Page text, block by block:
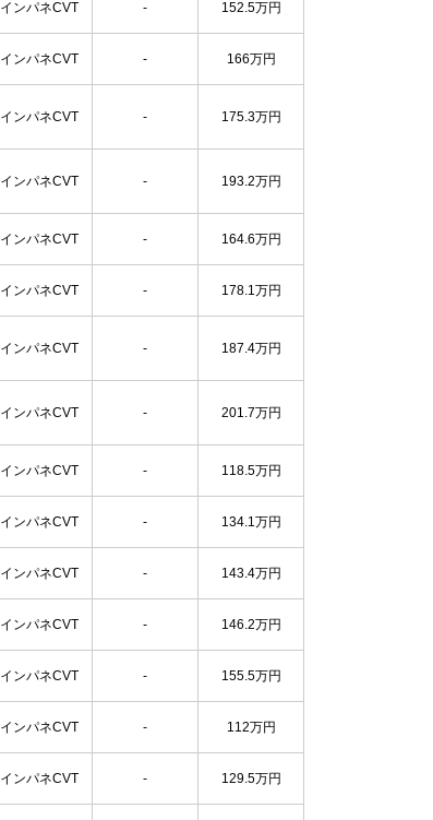
インパネCVT - 152.5万円
インパネCVT - 166万円
インパネCVT - 175.3万円
インパネCVT - 193.2万円
インパネCVT - 164.6万円
インパネCVT - 178.1万円
インパネCVT - 187.4万円
インパネCVT - 201.7万円
インパネCVT - 118.5万円
インパネCVT - 134.1万円
インパネCVT - 143.4万円
インパネCVT - 146.2万円
インパネCVT - 155.5万円
インパネCVT - 112万円
インパネCVT - 129.5万円